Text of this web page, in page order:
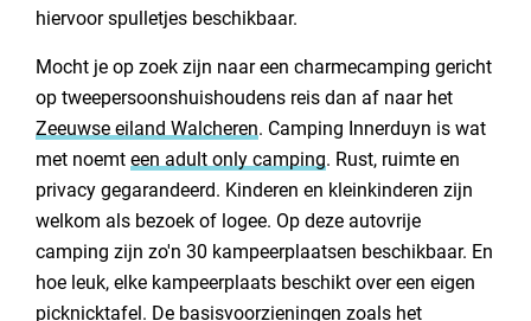
hiervoor spulletjes beschikbaar.
Mocht je op zoek zijn naar een charmecamping gericht
op tweepersoonshuishoudens reis dan af naar het
Zeeuwse eiland Walcheren. Camping Innerduyn is wat
met noemt een adult only camping. Rust, ruimte en
privacy gegarandeerd. Kinderen en kleinkinderen zijn
welkom als bezoek of logee. Op deze autovrije
camping zijn zo'n 30 kampeerplaatsen beschikbaar. En
hoe leuk, elke kampeerplaats beschikt over een eigen
picknicktafel. De basisvoorzieningen zoals het